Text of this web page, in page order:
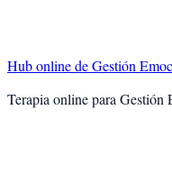
Hub online deGestión
Terapia online para Gestión